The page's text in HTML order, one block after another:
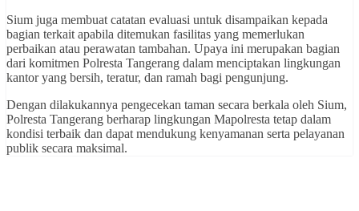
Sium juga membuat catatan evaluasi untuk disampaikan kepada
bagian terkait apabila ditemukan fasilitas yang memerlukan
perbaikan atau perawatan tambahan. Upaya ini merupakan bagian
dari komitmen Polresta Tangerang dalam menciptakan lingkungan
kantor yang bersih, teratur, dan ramah bagi pengunjung.
Dengan dilakukannya pengecekan taman secara berkala oleh Sium,
Polresta Tangerang berharap lingkungan Mapolresta tetap dalam
kondisi terbaik dan dapat mendukung kenyamanan serta pelayanan
publik secara maksimal.